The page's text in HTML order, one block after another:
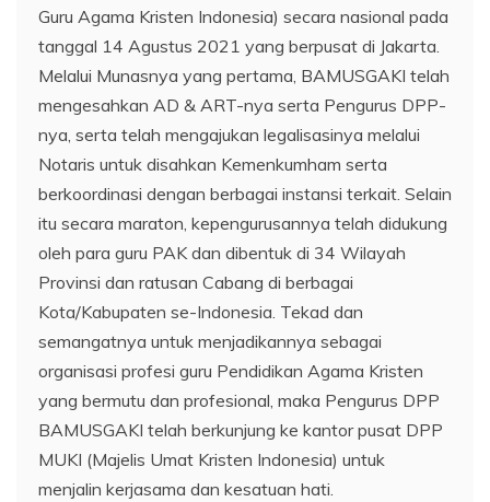
Guru Agama Kristen Indonesia) secara nasional pada
tanggal 14 Agustus 2021 yang berpusat di Jakarta.
Melalui Munasnya yang pertama, BAMUSGAKI telah
mengesahkan AD & ART-nya serta Pengurus DPP-
nya, serta telah mengajukan legalisasinya melalui
Notaris untuk disahkan Kemenkumham serta
berkoordinasi dengan berbagai instansi terkait. Selain
itu secara maraton, kepengurusannya telah didukung
oleh para guru PAK dan dibentuk di 34 Wilayah
Provinsi dan ratusan Cabang di berbagai
Kota/Kabupaten se-Indonesia. Tekad dan
semangatnya untuk menjadikannya sebagai
organisasi profesi guru Pendidikan Agama Kristen
yang bermutu dan profesional, maka Pengurus DPP
BAMUSGAKI telah berkunjung ke kantor pusat DPP
MUKI (Majelis Umat Kristen Indonesia) untuk
menjalin kerjasama dan kesatuan hati.